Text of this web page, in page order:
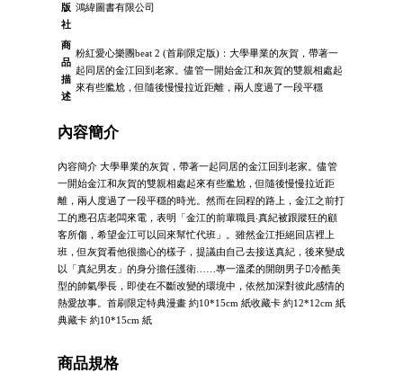
版
社
鴻緯圖書有限公司
商
品
描
述
粉紅愛心樂團beat 2 (首刷限定版)：大學畢業的灰賀，帶著一
起同居的金江回到老家。儘管一開始金江和灰賀的雙親相處起
來有些尷尬，但隨後慢慢拉近距離，兩人度過了一段平穩
內容簡介
內容簡介 大學畢業的灰賀，帶著一起同居的金江回到老家。儘管
一開始金江和灰賀的雙親相處起來有些尷尬，但隨後慢慢拉近距
離，兩人度過了一段平穩的時光。然而在回程的路上，金江之前打
工的應召店老闆來電，表明「金江的前輩職員‧真紀被跟蹤狂的顧
客所傷，希望金江可以回來幫忙代班」。雖然金江拒絕回店裡上
班，但灰賀看他很擔心的樣子，提議由自己去接送真紀，後來變成
以「真紀男友」的身分擔任護衛……專一溫柔的開朗男子冷酷美
型的帥氣學長，即使在不斷改變的環境中，依然加深對彼此感情的
熱愛故事。首刷限定特典漫畫 約10*15cm 紙收藏卡 約12*12cm 紙
典藏卡 約10*15cm 紙
商品規格